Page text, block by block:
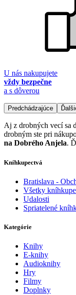
U nás nakupujete
vždy bezpečne
a s dôverou
Predchádzajúce
Aj z drobných vecí sa
drobným ste pri
na Dobrého Anjela.
Kníhkupectvá
Bratislava -
Všetky
Udalosti
Spriatelené
Kategórie
Knihy
E-knihy
Audioknihy
Hry
Filmy
Doplnky